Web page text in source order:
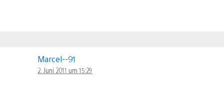
Marcel--91
2. Juni 2011 um 15:29